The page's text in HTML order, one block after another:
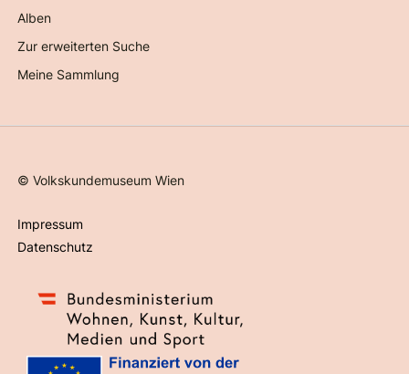
Alben
Zur erweiterten Suche
Meine Sammlung
©Volkskundemuseum Wien
Impressum
Datenschutz